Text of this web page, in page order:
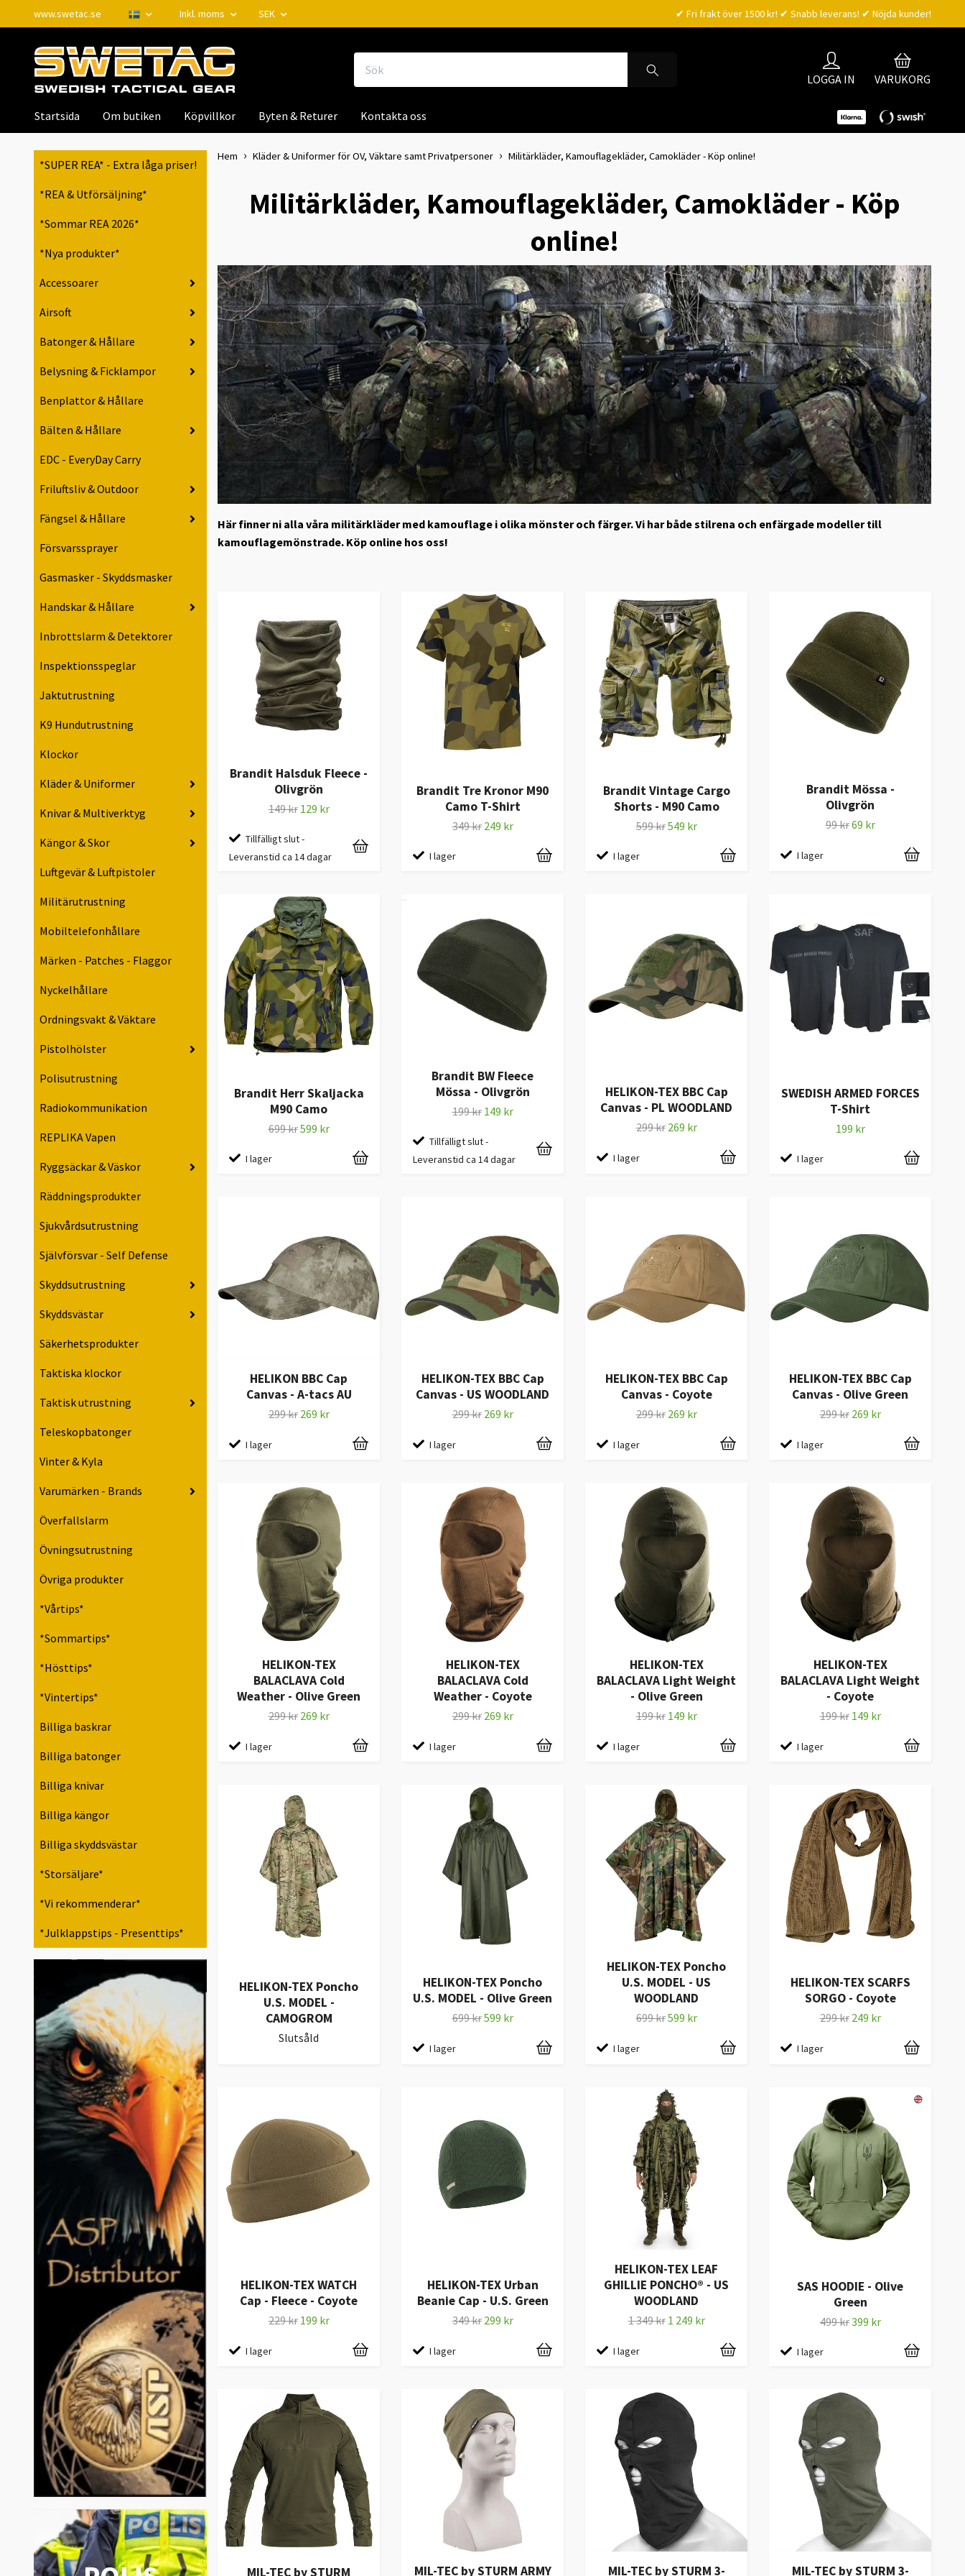
www.swetac.se Inkl. moms SEK ✔ Fri frakt över 1500 kr! ✔ Snabb leverans! ✔ Nöjda kunder!
LOGGA IN VARUKORG
Startsida Om butiken Köpvillkor Byten & Returer Kontakta oss
*SUPER REA* - Extra låga priser!
*REA & Utförsäljning*
*Sommar REA 2026*
*Nya produkter*
Accessoarer
Airsoft
Batonger & Hållare
Belysning & Ficklampor
Benplattor & Hållare
Bälten & Hållare
EDC - EveryDay Carry
Friluftsliv & Outdoor
Fängsel & Hållare
Försvarssprayer
Gasmasker - Skyddsmasker
Handskar & Hållare
Inbrottslarm & Detektorer
Inspektionsspeglar
Jaktutrustning
K9 Hundutrustning
Klockor
Kläder & Uniformer
Knivar & Multiverktyg
Kängor & Skor
Luftgevär & Luftpistoler
Militärutrustning
Mobiltelefonhållare
Märken - Patches - Flaggor
Nyckelhållare
Ordningsvakt & Väktare
Pistolhölster
Polisutrustning
Radiokommunikation
REPLIKA Vapen
Ryggsäckar & Väskor
Räddningsprodukter
Sjukvårdsutrustning
Självförsvar - Self Defense
Skyddsutrustning
Skyddsvästar
Säkerhetsprodukter
Taktiska klockor
Taktisk utrustning
Teleskopbatonger
Vinter & Kyla
Varumärken - Brands
Överfallslarm
Övningsutrustning
Övriga produkter
*Vårtips*
*Sommartips*
*Hösttips*
*Vintertips*
Billiga baskrar
Billiga batonger
Billiga knivar
Billiga kängor
Billiga skyddsvästar
*Storsäljare*
*Vi rekommenderar*
*Julklappstips - Presenttips*
Hem Kläder & Uniformer för OV, Väktare samt Privatpersoner Militärkläder, Kamouflagekläder, Camokläder - Köp online!
Militärkläder, Kamouflagekläder, Camokläder - Köp
online!
Här finner ni alla våra militärkläder med kamouflage i olika mönster och färger. Vi har både stilrena och enfärgade modeller till
kamouflagemönstrade. Köp online hos oss!
Brandit Halsduk Fleece -
Olivgrön
149 kr 129 kr
Tillfälligt slut -
Leveranstid ca 14 dagar
Brandit Tre Kronor M90
Camo T-Shirt
349 kr 249 kr
I lager
Brandit Vintage Cargo
Shorts - M90 Camo
599 kr549 kr
I lager
Brandit Mössa -
Olivgrön
99 kr69 kr
I lager
Brandit Herr Skaljacka
M90 Camo
699 kr599 kr
I lager
Brandit BW Fleece
Mössa - Olivgrön
199 kr 149 kr
Tillfälligt slut -
Leveranstid ca 14 dagar
HELIKON-TEX BBC Cap
Canvas - PL WOODLAND
299 kr 269 kr
I lager
SWEDISH ARMED FORCES
T-Shirt
199 kr
I lager
HELIKON BBC Cap
Canvas - A-tacs AU
299 kr 269 kr
I lager
HELIKON-TEX BBC Cap
Canvas - US WOODLAND
299 kr 269 kr
I lager
HELIKON-TEX BBC Cap
Canvas - Coyote
299 kr 269 kr
I lager
HELIKON-TEX BBC Cap
Canvas - Olive Green
299 kr 269 kr
I lager
HELIKON-TEX
BALACLAVA Cold
Weather - Olive Green
299 kr 269 kr
I lager
HELIKON-TEX
BALACLAVA Cold
Weather - Coyote
299 kr 269 kr
I lager
HELIKON-TEX
BALACLAVA Light Weight
- Olive Green
199 kr 149 kr
I lager
HELIKON-TEX
BALACLAVA Light Weight
- Coyote
199 kr 149 kr
I lager
HELIKON-TEX Poncho
U.S. MODEL -
CAMOGROM
Slutsåld
HELIKON-TEX Poncho
U.S. MODEL - Olive Green
699 kr599 kr
I lager
HELIKON-TEX Poncho
U.S. MODEL - US
WOODLAND
699 kr599 kr
I lager
HELIKON-TEX SCARFS
SORGO - Coyote
299 kr 249 kr
I lager
HELIKON-TEX WATCH
Cap - Fleece - Coyote
229 kr 199 kr
I lager
HELIKON-TEX Urban
Beanie Cap - U.S. Green
349 kr 299 kr
I lager
HELIKON-TEX LEAF
GHILLIE PONCHO® - US
WOODLAND
1 349 kr 1 249 kr
I lager
SAS HOODIE - Olive
Green
499 kr399 kr
I lager
MIL-TEC by STURM MIL-TEC by STURM ARMY MIL-TEC by STURM 3- MIL-TEC by STURM 3-